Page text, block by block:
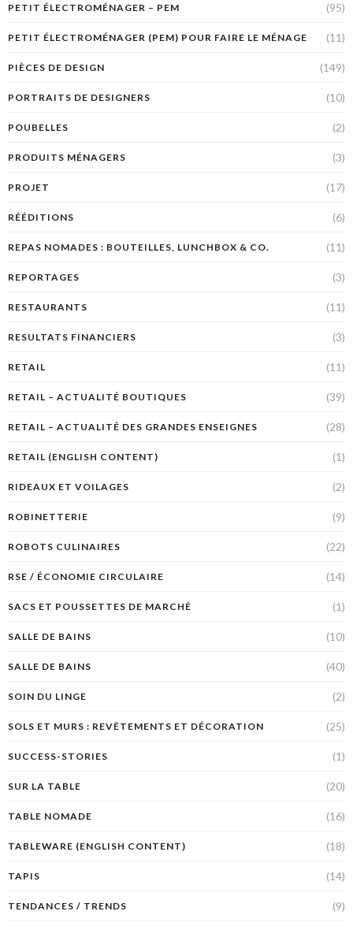
PETIT ÉLECTROMÉNAGER – PEM (95)
PETIT ÉLECTROMÉNAGER (PEM) POUR FAIRE LE MÉNAGE (11)
PIÈCES DE DESIGN (149)
PORTRAITS DE DESIGNERS (10)
POUBELLES (2)
PRODUITS MÉNAGERS (3)
PROJET (17)
RÉÉDITIONS (6)
REPAS NOMADES : BOUTEILLES, LUNCHBOX & CO. (11)
REPORTAGES (3)
RESTAURANTS (11)
RESULTATS FINANCIERS (3)
RETAIL (11)
RETAIL – ACTUALITÉ BOUTIQUES (39)
RETAIL – ACTUALITÉ DES GRANDES ENSEIGNES (28)
RETAIL (ENGLISH CONTENT) (1)
RIDEAUX ET VOILAGES (2)
ROBINETTERIE (9)
ROBOTS CULINAIRES (22)
RSE / ÉCONOMIE CIRCULAIRE (14)
SACS ET POUSSETTES DE MARCHÉ (1)
SALLE DE BAINS (10)
SALLE DE BAINS (40)
SOIN DU LINGE (2)
SOLS ET MURS : REVÊTEMENTS ET DÉCORATION (25)
SUCCESS-STORIES (1)
SUR LA TABLE (20)
TABLE NOMADE (16)
TABLEWARE (ENGLISH CONTENT) (18)
TAPIS (14)
TENDANCES / TRENDS (9)